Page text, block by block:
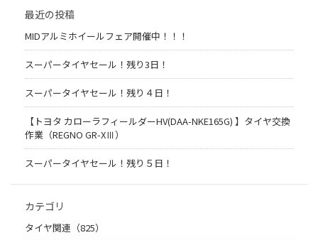
最近の投稿
MIDアルミホイールフェア開催中！！！
スーパータイヤセール！残り3日！
スーパータイヤセール！残り４日！
【トヨタ カローラフィールダーHV(DAA-NKE165G) 】タイヤ交換
作業（REGNO GR-XⅢ）
スーパータイヤセール！残り５日！
カテゴリ
タイヤ関連（825）